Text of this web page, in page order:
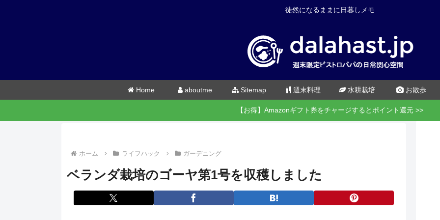
徒然になるままに日暮しメモ
Home aboutme Sitemap 週末料理 水耕栽培 お散歩
【お得】Amazonギフト券をチャージするとポイント還元 >>
ホーム ライフハック ガーデニング
ベランダ栽培のゴーヤ第1号を収穫しました